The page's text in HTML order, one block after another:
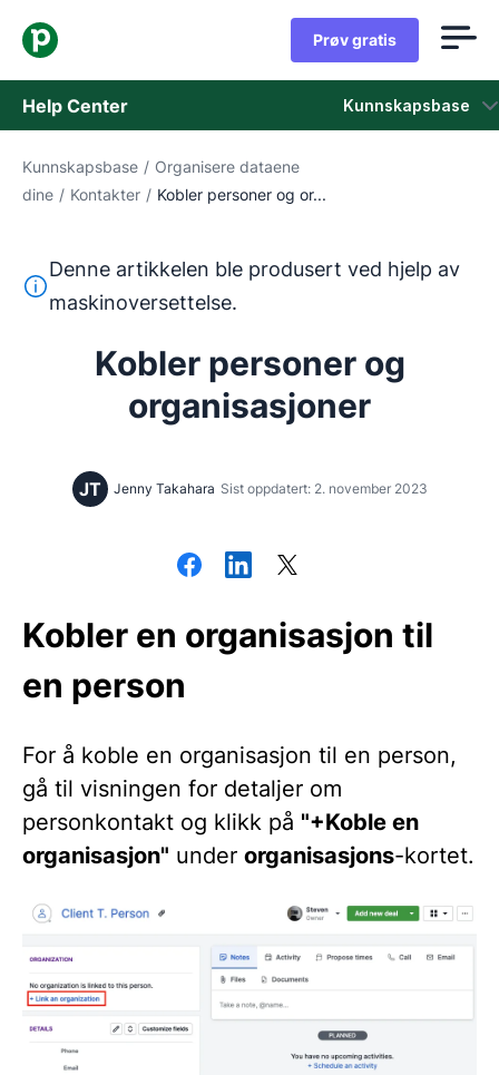
Prøv gratis
Help Center Kunnskapsbase
Kunnskapsbase
Kontakt kundestøtten
Kunnskapsbase / Organisere dataene
dine / Kontakter / Kobler personer og or...
Denne teksten ble oversatt fra engelsk ved hjelp av et
Denne artikkelen ble produsert ved hjelp av
maskinoversettelse.
Kobler personer og
organisasjoner
JT Jenny Takahara Sist oppdatert: 2. november 2023
Kobler en organisasjon til
en person
For å koble en organisasjon til en person,
gå til visningen for detaljer om
personkontakt og klikk på "+Koble en
organisasjon" under organisasjons-kortet.